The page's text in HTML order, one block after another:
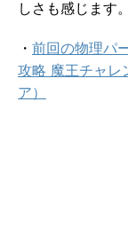
しさも感じます
・ 前回の物理パ
攻略 魔王チャレ
ア）